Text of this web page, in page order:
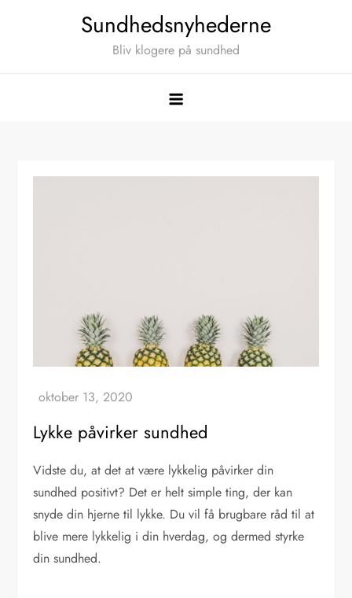
Sundhedsnyhederne
Bliv klogere på sundhed
Lykke påvirker sundhed
Vidste du, at det at være lykkelig påvirker din
sundhed positivt? Det er helt simple ting, der kan
snyde din hjerne til lykke. Du vil få brugbare råd til at
blive mere lykkelig i din hverdag, og dermed styrke
din sundhed.